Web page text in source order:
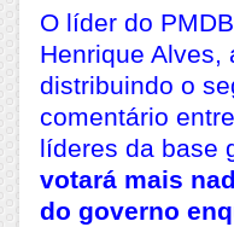
O líder do
Henrique Alves,
distribuindo o
comentário
líderes da base
votará mais
do governo